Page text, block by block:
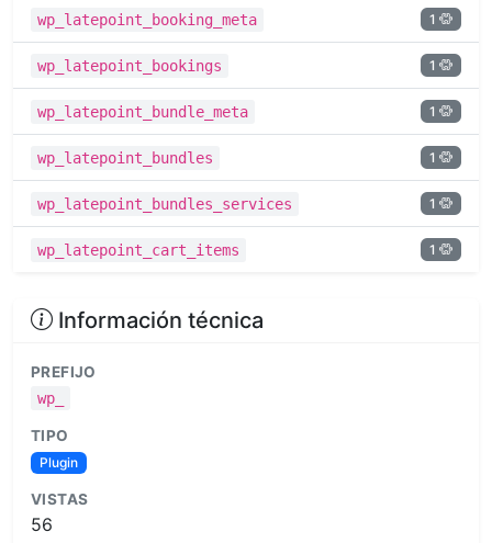
wp_latepoint_booking_meta 1
wp_latepoint_bookings 1
wp_latepoint_bundle_meta 1
wp_latepoint_bundles 1
wp_latepoint_bundles_services 1
wp_latepoint_cart_items 1
Información técnica
PREFIJO
wp_
TIPO
Plugin
VISTAS
56